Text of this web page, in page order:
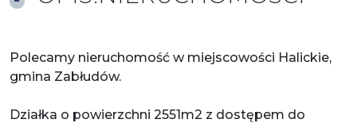
Polecamy nieruchomość w miejscowości Halickie,
gmina Zabłudów.
Działka o powierzchni 2551m2 z dostępem do